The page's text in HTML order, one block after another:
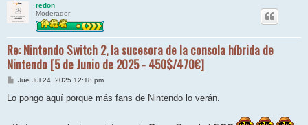
redon
Moderador
Re: Nintendo Switch 2, la sucesora de la consola híbrida de
Nintendo [5 de Junio de 2025 - 450$/470€]
M
n
Jue Jul 24, 2025 12:18 pm
Lo pongo aquí porque más fans de Nintendo lo verán.